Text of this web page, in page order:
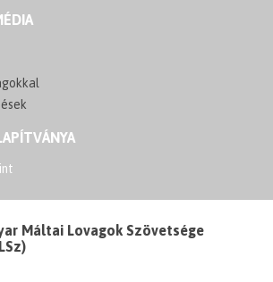
Máltai Lovagok Szövetsége